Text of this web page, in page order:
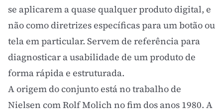
se aplicarem a quase qualquer produto digital, e
não como diretrizes específicas para um botão ou
tela em particular. Servem de referência para
diagnosticar a usabilidade de um produto de
forma rápida e estruturada.
A origem do conjunto está no trabalho de
Nielsen com Rolf Molich no fim dos anos 1980. A